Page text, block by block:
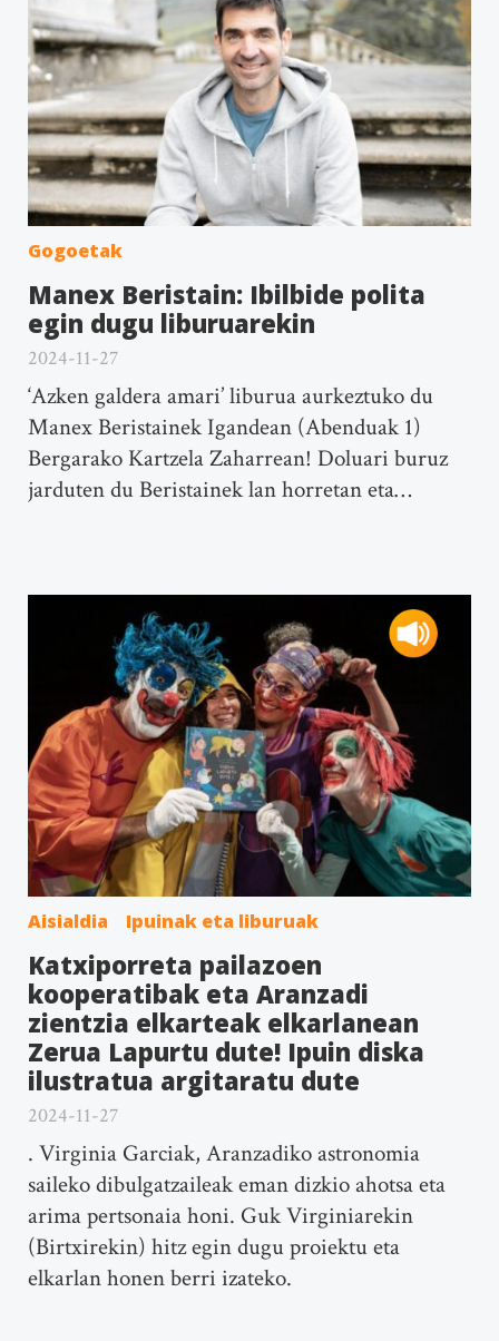
Gogoetak
Manex Beristain: Ibilbide polita
egin dugu liburuarekin
2024-11-27
‘Azken galdera amari’ liburua aurkeztuko du
Manex Beristainek Igandean (Abenduak 1)
Bergarako Kartzela Zaharrean! Doluari buruz
jarduten du Beristainek lan horretan eta…
Aisialdia Ipuinak eta liburuak
Katxiporreta pailazoen
kooperatibak eta Aranzadi
zientzia elkarteak elkarlanean
Zerua Lapurtu dute! Ipuin diska
ilustratua argitaratu dute
2024-11-27
. Virginia Garciak, Aranzadiko astronomia
saileko dibulgatzaileak eman dizkio ahotsa eta
arima pertsonaia honi. Guk Virginiarekin
(Birtxirekin) hitz egin dugu proiektu eta
elkarlan honen berri izateko.